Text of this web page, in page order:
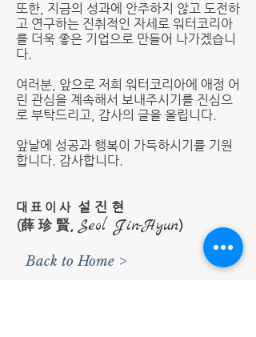
또한, 지금의 성과에 안주하지 않고 도전하
고 연구하는 진취적인 자세로 워터코리아
를 더욱 좋은 기업으로 만들어 나가겠습니
다.
여러분, 앞으로 저희 워터코리아에 애정 어
린 관심을 계속해서 보내주시기를 진심으
로 부탁드리고, 감사의 글을 올립니다.
앞날에 성공과 행복이 가득하시기를 기원
합니다. 감사합니다.
대 표 이 사 설 진 현
(薛 珍 賢, Seol Jin-Hyun)
Back to Home >